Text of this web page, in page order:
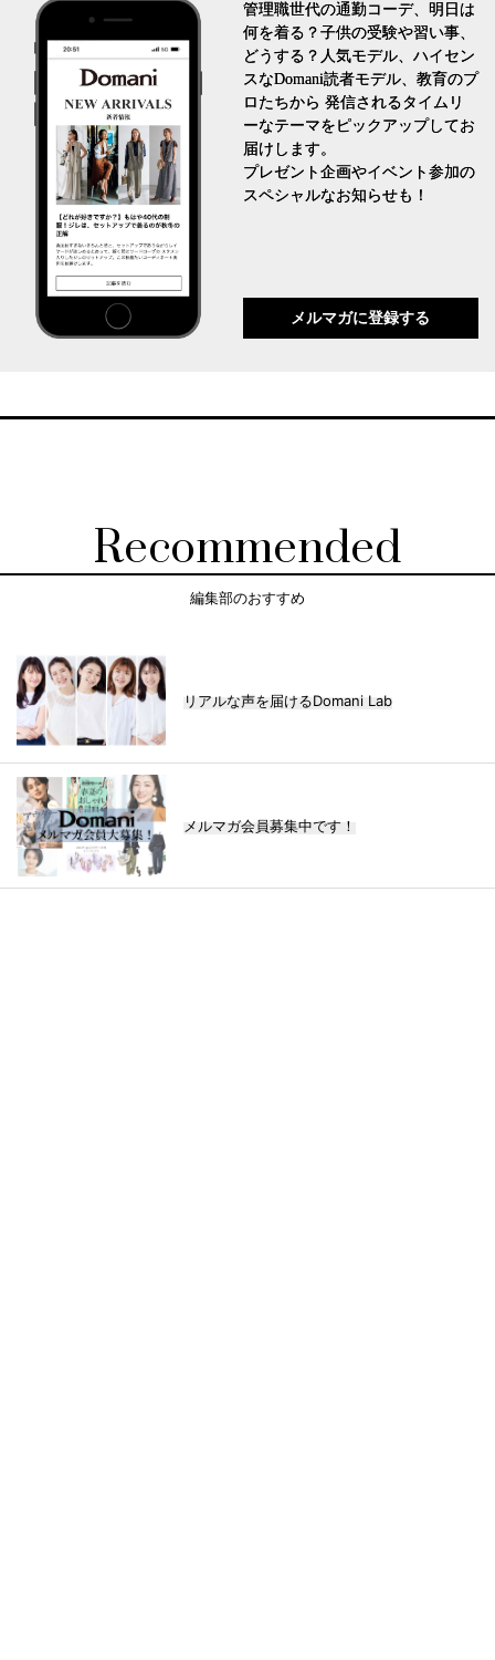
管理職世代の通勤コーデ、明日は
何を着る？子供の受験や習い事、
どうする？人気モデル、ハイセン
スなDomani読者モデル、教育のプ
ロたちから 発信されるタイムリ
ーなテーマをピックアップしてお
届けします。
プレゼント企画やイベント参加の
スペシャルなお知らせも！
メルマガに登録する
Recommended
編集部のおすすめ
リアルな声を届けるDomani Lab
メルマガ会員募集中です！